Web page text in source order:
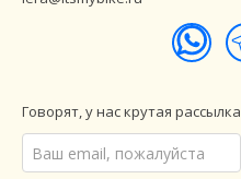
Говорят, у нас крутая рассылка